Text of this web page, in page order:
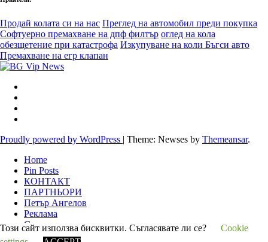
Продай колата си на нас Преглед на автомобил преди покупка
Софтуерно премахване на дпф филтър оглед на кола
обезщетение при катастрофа Изкупуване на коли Бъгси авто
Премахване на егр клапан
Proudly powered by WordPress | Theme: Newses by Themeansar.
Home
Pin Posts
КОНТАКТ
ПАРТНЬОРИ
Петър Ангелов
Реклама
Социални мрежи
СЪБИТИЯ
Този сайт използва бисквитки. Съгласявате ли се?
Cookie